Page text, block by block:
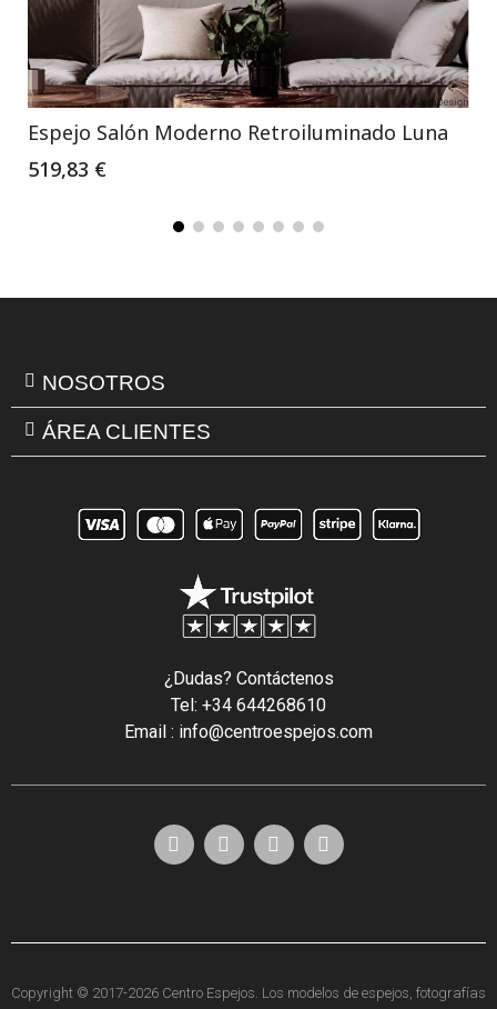
Espejo Salón Moderno Retroiluminado Luna
519,83 €
NOSOTROS
ÁREA CLIENTES
¿Dudas? Contáctenos
Tel: +34 644268610
Email : info@centroespejos.com
Copyright © 2017-2026 Centro Espejos. Los modelos de espejos, fotografías